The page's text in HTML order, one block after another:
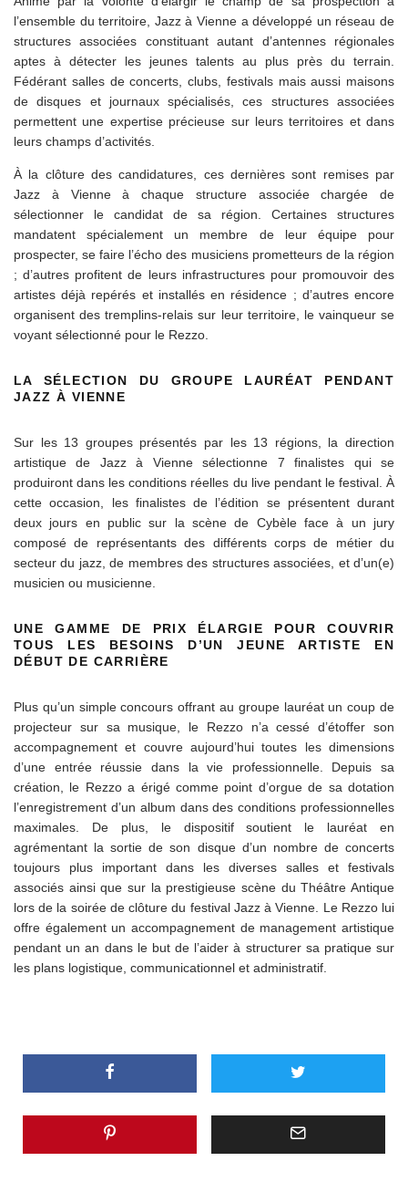
l’ensemble du territoire, Jazz à Vienne a développé un réseau de
structures associées constituant autant d’antennes régionales
aptes à détecter les jeunes talents au plus près du terrain.
Fédérant salles de concerts, clubs, festivals mais aussi maisons
de disques et journaux spécialisés, ces structures associées
permettent une expertise précieuse sur leurs territoires et dans
leurs champs d’activités.
À la clôture des candidatures, ces dernières sont remises par
Jazz à Vienne à chaque structure associée chargée de
sélectionner le candidat de sa région. Certaines structures
mandatent spécialement un membre de leur équipe pour
prospecter, se faire l’écho des musiciens prometteurs de la région
; d’autres profitent de leurs infrastructures pour promouvoir des
artistes déjà repérés et installés en résidence ; d’autres encore
organisent des tremplins-relais sur leur territoire, le vainqueur se
voyant sélectionné pour le Rezzo.
LA SÉLECTION DU GROUPE LAURÉAT PENDANT
JAZZ À VIENNE
Sur les 13 groupes présentés par les 13 régions, la direction
artistique de Jazz à Vienne sélectionne 7 finalistes qui se
produiront dans les conditions réelles du live pendant le festival. À
cette occasion, les finalistes de l’édition se présentent durant
deux jours en public sur la scène de Cybèle face à un jury
composé de représentants des différents corps de métier du
secteur du jazz, de membres des structures associées, et d’un(e)
musicien ou musicienne.
UNE GAMME DE PRIX ÉLARGIE POUR COUVRIR
TOUS LES BESOINS D’UN JEUNE ARTISTE EN
DÉBUT DE CARRIÈRE
Plus qu’un simple concours offrant au groupe lauréat un coup de
projecteur sur sa musique, le Rezzo n’a cessé d’étoffer son
accompagnement et couvre aujourd’hui toutes les dimensions
d’une entrée réussie dans la vie professionnelle. Depuis sa
création, le Rezzo a érigé comme point d’orgue de sa dotation
l’enregistrement d’un album dans des conditions professionnelles
maximales. De plus, le dispositif soutient le lauréat en
agrémentant la sortie de son disque d’un nombre de concerts
toujours plus important dans les diverses salles et festivals
associés ainsi que sur la prestigieuse scène du Théâtre Antique
lors de la soirée de clôture du festival Jazz à Vienne. Le Rezzo lui
offre également un accompagnement de management artistique
pendant un an dans le but de l’aider à structurer sa pratique sur
les plans logistique, communicationnel et administratif.